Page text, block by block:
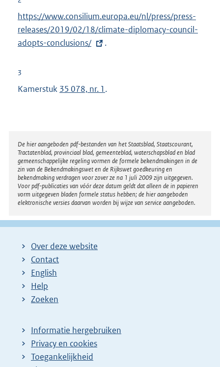
E
x
t
r
e
k
:
https://www.consilium.europa.eu/nl/press/press-
releases/2019/02/18/climate-diplomacy-council-
adopts-conclusions/
.
3
Kamerstuk 35 078, nr. 1 .
Disclaimer
De hier aangeboden pdf-bestanden van het Staatsblad, Staatscourant,
Tractatenblad, provinciaal blad, gemeenteblad, waterschapsblad en blad
gemeenschappelijke regeling vormen de formele bekendmakingen in de
zin van de Bekendmakingswet en de Rijkswet goedkeuring en
bekendmaking verdragen voor zover ze na 1 juli 2009 zijn uitgegeven.
Voor pdf-publicaties van vóór deze datum geldt dat alleen de in papieren
vorm uitgegeven bladen formele status hebben; de hier aangeboden
elektronische versies daarvan worden bij wijze van service aangeboden.
Over deze website
Contact
English
Help
Zoeken
Informatie hergebruiken
Privacy en cookies
Toegankelijkheid